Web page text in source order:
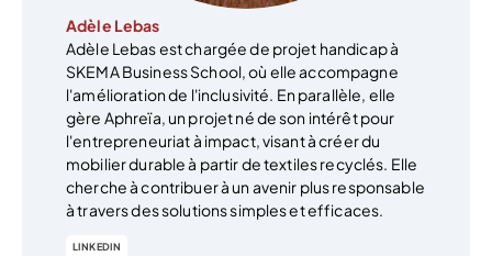
Adèle Lebas
Adèle Lebas est chargée de projet handicap à
SKEMA Business School, où elle accompagne
l'amélioration de l'inclusivité. En parallèle, elle
gère Aphreïa, un projet né de son intérêt pour
l'entrepreneuriat à impact, visant à créer du
mobilier durable à partir de textiles recyclés. Elle
cherche à contribuer à un avenir plus responsable
à travers des solutions simples et efficaces.
LINKEDIN